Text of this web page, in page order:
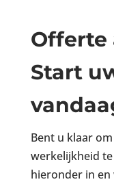
Offerte
Start
Bent u klaar
werkelijkheid
hieronder in en